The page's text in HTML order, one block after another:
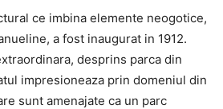
ce imbina elemente neogotice,
a fost inaugurat in 1912.
desprins parca din
impresioneaza prin domeniul din
sunt amenajate ca un parc